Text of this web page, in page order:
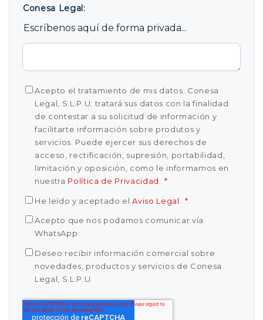
Conesa Legal:
Escríbenos aquí de forma privada...
Acepto el tratamiento de mis datos. Conesa
Legal, S.L.P.U. tratará sus datos con la finalidad
de contestar a su solicitud de información y
facilitarte información sobre produtos y
servicios. Puede ejercer sus derechos de
acceso, rectificación, supresión, portabilidad,
limitación y oposición, como le informamos en
nuestra Política de Privacidad *
He leído y aceptado elAviso Legal *
Acepto que nos podamos comunicar vía
WhatsApp.
Deseo recibir información comercial sobre
novedades, productos y servicios de Conesa
Legal, S.L.P.U.